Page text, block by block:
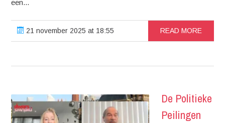
een...
21 november 2025 at 18:55 READ MORE
De Politieke
Peilingen